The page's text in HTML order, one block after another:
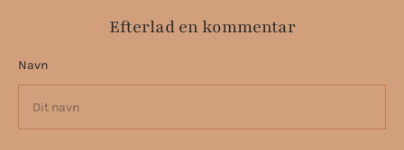
Efterlad en kommentar
Navn